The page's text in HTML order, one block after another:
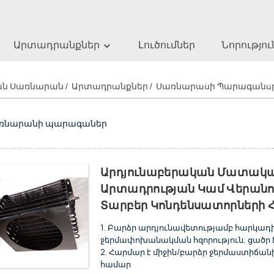
Արտադրանքներ Լուծումներ
Սառնարան Արտադրանքներ Սառնարանի
պարագաներ
Արդյունաբերական
Արտադրության Կամ
Տարբեր Կոնդենսատորների
1. Բարձր արդյունավետությամբ
ջերմափոխանակման հզորություն, ցածր
2. Հարմար է միջին/բարձր
համար